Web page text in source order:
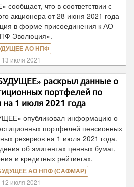
что в соответствии с
акционера от 28 июня 2021 года
в форме присоединения к АО
Эволюция».
АО НПФ
13 июля 2021
раскрыл данные о
портфелей по
на 1 июля 2021 года
опубликовал информацию о
портфелей пенсионных
резервов на 1 июля 2021 года.
об эмитентах ценных бумаг,
и кредитных рейтингах.
АО НПФ (САФМАР)
12 июля 2021